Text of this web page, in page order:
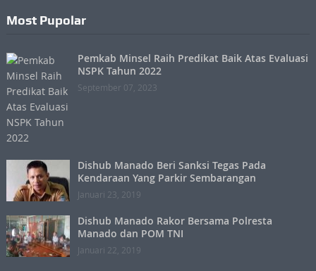
Most Pupolar
Pemkab Minsel Raih Predikat Baik Atas Evaluasi
NSPK Tahun 2022
September 07, 2023
Dishub Manado Beri Sanksi Tegas Pada
Kendaraan Yang Parkir Sembarangan
Januari 23, 2019
Dishub Manado Rakor Bersama Polresta
Manado dan POM TNI
Januari 22, 2019